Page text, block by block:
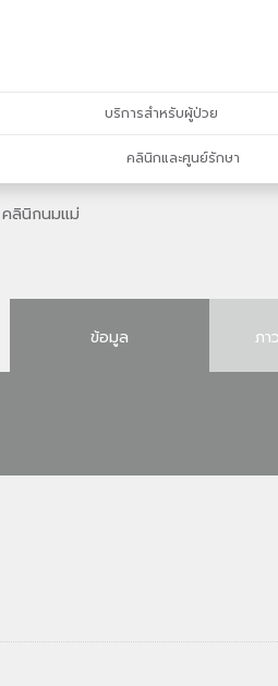
บริการสำหรับผู้ป่วย
คลินิกและศูนย์รักษา
คลินิกนมแม่
ข้อมูล ภา